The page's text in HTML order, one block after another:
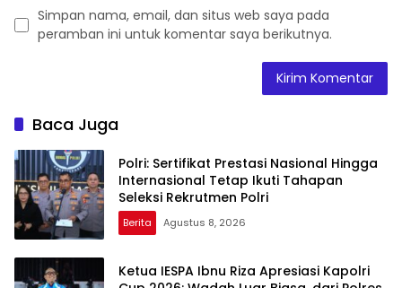
Simpan nama, email, dan situs web saya pada
peramban ini untuk komentar saya berikutnya.
Baca Juga
Polri: Sertifikat Prestasi Nasional Hingga
Internasional Tetap Ikuti Tahapan
Seleksi Rekrutmen Polri
Berita Agustus 8, 2026
Ketua IESPA Ibnu Riza Apresiasi Kapolri